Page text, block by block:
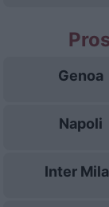
Genoa
Napoli
Inter